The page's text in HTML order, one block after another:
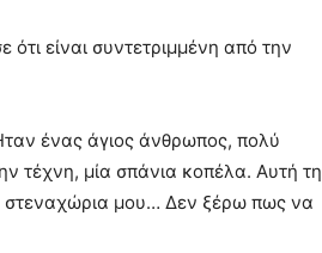
είναι συντετριμμένη από την
ένας άγιος άνθρωπος, πολύ
τέχνη, μία σπάνια κοπέλα. Αυτή τη
στεναχώρια μου… Δεν ξέρω πως να